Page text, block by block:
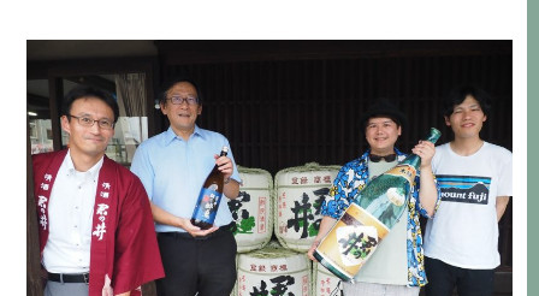
是擔任試玩員的角色，幫大家搶先體驗這頂級奢華的行程。
就來看看兩天一夜下來， […]…